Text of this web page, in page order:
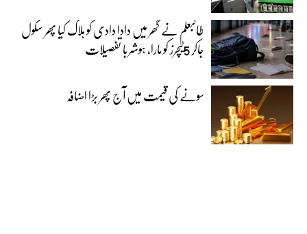
طالبعلم نے گھر میں دادا دادی کو ہلاک کیا پھر سکول
جاکر 5ٹیچرز کو مارا، ہوشربا تفصیلات
سونے کی قیمت میں آج پھر بڑا اضافہ